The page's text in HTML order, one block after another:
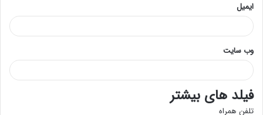
ایمیل
وب‌ سایت
فیلد های بیشتر
تلفن همراه